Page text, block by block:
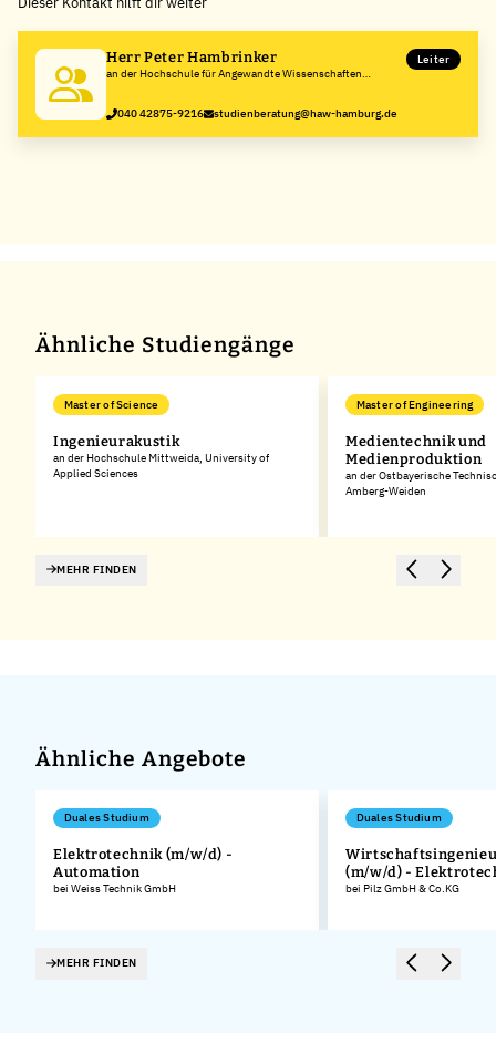
−
Herr Peter Hambrinker
an der Hochschule für Angewandte Wissenschaften
Leiter
040 42875-9216 studienberatung@haw-hamburg.de
Ähnliche Studiengänge
Master of Science
Ingenieurakustik
an der Hochschule Mittweida, University of
Applied Sciences
Master of Engineering
Medientechnik und
Medienproduktion
an der Ostbayerische
Amberg-Weiden
MEHR FINDEN
Ähnliche Angebote
Duales Studium
Elektrotechnik (m/w/d) -
Automation
bei Weiss Technik GmbH
Duales Studium
(m/w/d) -
bei Pilz GmbH & Co.KG
MEHR FINDEN